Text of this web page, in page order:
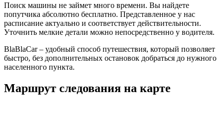
Поиск машины не займет много времени. Вы найдете
попутчика абсолютно бесплатно. Представленное у нас
расписание актуально и соответствует действительности.
Уточнить мелкие детали можно непосредственно у водителя.
BlaBlaCar – удобный способ путешествия, который позволяет
быстро, без дополнительных остановок добраться до нужного
населенного пункта.
Маршрут следования на карте